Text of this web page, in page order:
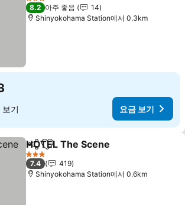
3 성급
8.2 아주 좋음
14
Shinyokohama Station에서 0.3km
기 요금 보기
공유 즐겨찾기에 추가
HOTEL The Scene
3 성급
7.4
419
Shinyokohama Station에서 0.6km